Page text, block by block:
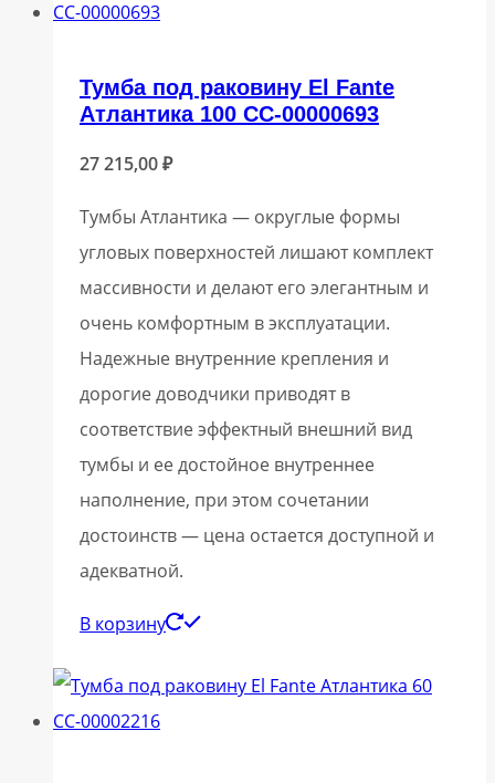
Тумба под раковину El Fante
Атлантика 100 СС-00000693
27 215,00₽
Тумбы Атлантика — округлые формы
угловых поверхностей лишают комплект
массивности и делают его элегантным и
очень комфортным в эксплуатации.
Надежные внутренние крепления и
дорогие доводчики приводят в
соответствие эффектный внешний вид
тумбы и ее достойное внутреннее
наполнение, при этом сочетании
достоинств — цена остается доступной и
адекватной.
В корзину